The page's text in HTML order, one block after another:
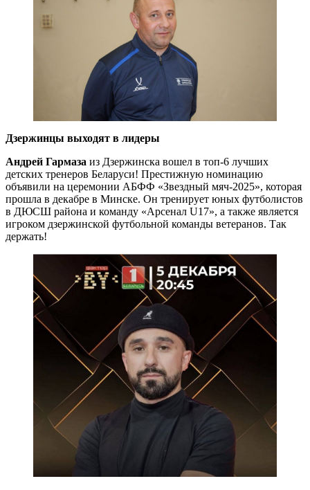
Дзержинцы выходят в лидеры
Андрей Гармаза из Дзержинска вошел в топ-6 лучших
детских тренеров Беларуси! Престижную номинацию
объявили на церемонии АБФФ «Звездный мяч-2025», которая
прошла в декабре в Минске. Он тренирует юных футболистов
в ДЮСШ района и команду «Арсенал U17», а также является
игроком дзержинской футбольной команды ветеранов. Так
держать!